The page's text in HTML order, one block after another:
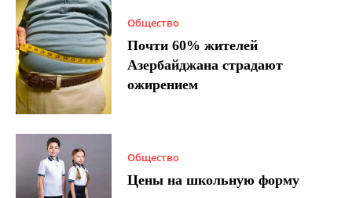
Общество
Почти 60% жителей
Азербайджана страдают
ожирением
Общество
Цены на школьную форму